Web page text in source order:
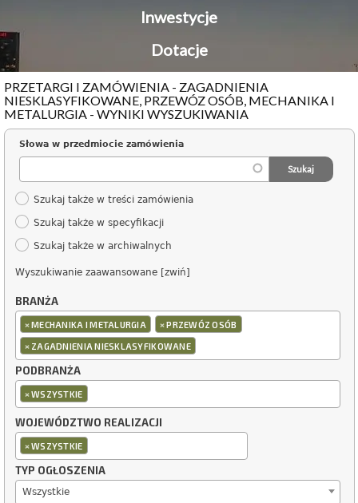
Inwestycje
Dotacje
PRZETARGI I ZAMÓWIENIA - ZAGADNIENIA
NIESKLASYFIKOWANE, PRZEWÓZ OSÓB, MECHANIKA I
METALURGIA - WYNIKI WYSZUKIWANIA
Słowa w przedmiocie zamówienia
Szukaj także w treści zamówienia
Szukaj także w specyfikacji
Szukaj także w archiwalnych
Wyszukiwanie zaawansowane [zwiń]
BRANŻA
×MECHANIKA I METALURGIA ×PRZEWÓZ OSÓB
× ZAGADNIENIA NIESKLASYFIKOWANE
PODBRANŻA
×WSZYSTKIE
WOJEWÓDZTWO REALIZACJI
×WSZYSTKIE
TYP OGŁOSZENIA
Wszystkie